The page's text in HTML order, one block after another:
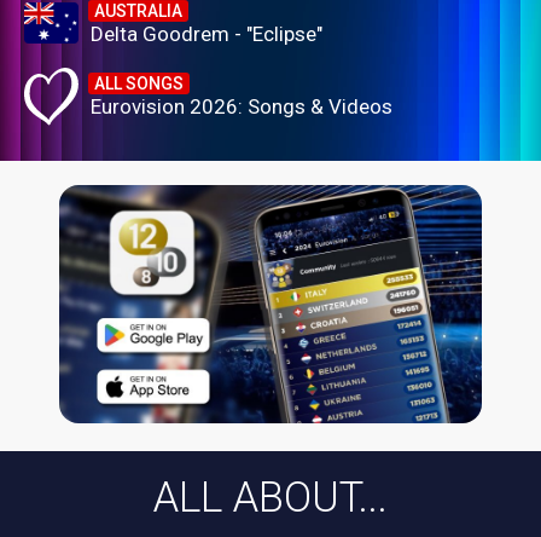
AUSTRALIA
Delta Goodrem - "Eclipse"
ALL SONGS
Eurovision 2026: Songs & Videos
ALL ABOUT...